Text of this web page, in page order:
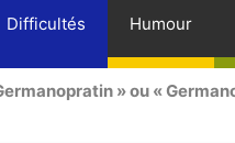
Difficultés Humour
» ou «